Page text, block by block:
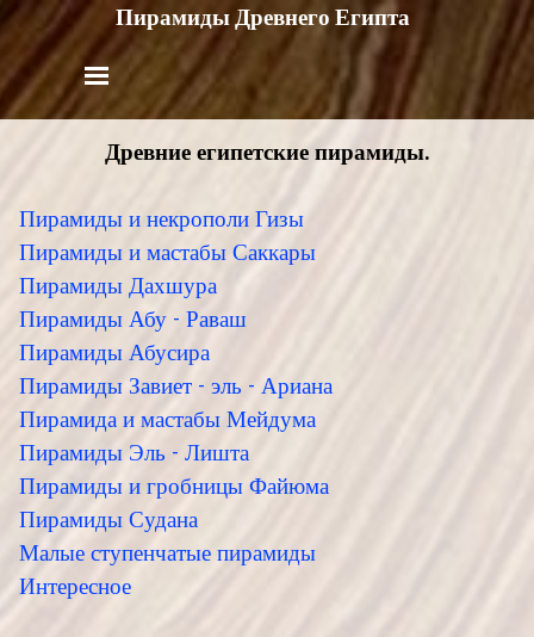
Пирамиды Древнего Египта
Древние египетские пирамиды.
Пирамиды и некрополи Гизы
Пирамиды и мастабы Саккары
Пирамиды Дахшура
Пирамиды Абу - Раваш
Пирамиды Абусира
Пирамиды Завиет - эль - Ариана
Пирамида и мастабы Мейдума
Пирамиды Эль - Лишта
Пирамиды и гробницы Файюма
Пирамиды Судана
Малые ступенчатые пирамиды
Интересное